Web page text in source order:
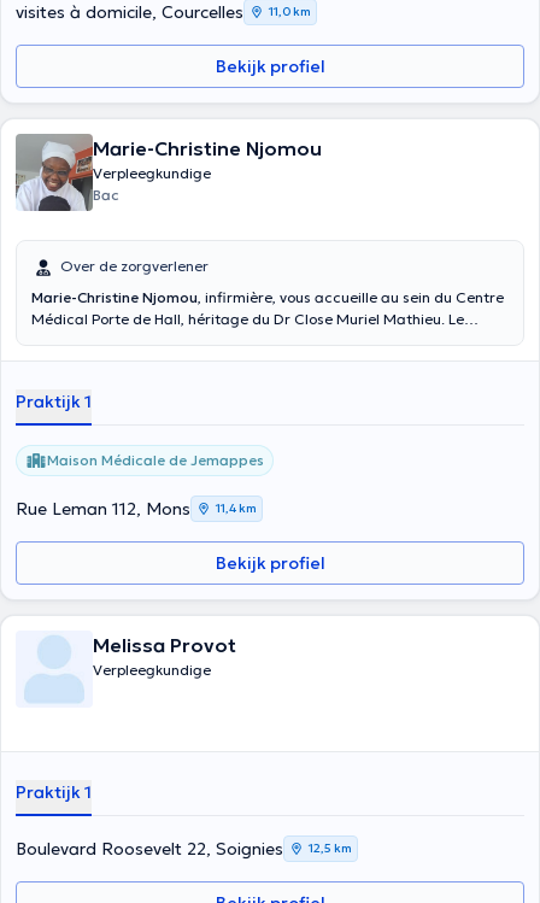
visites à domicile, Courcelles 11,0 km
Bekijk profiel
Marie-Christine Njomou
Verpleegkundige
Bac
Over de zorgverlener
Marie-Christine Njomou, infirmière, vous accueille au sein du Centre
Médical Porte de Hall, héritage du Dr Close Muriel Mathieu. Le
Bruxelles. N'hésitez pas à contacter le secrétariat pour plus
Praktijk 1
Maison Médicale de Jemappes
Rue Leman 112, Mons 11,4 km
Bekijk profiel
Melissa Provot
Verpleegkundige
Praktijk 1
Boulevard Roosevelt 22, Soignies 12,5 km